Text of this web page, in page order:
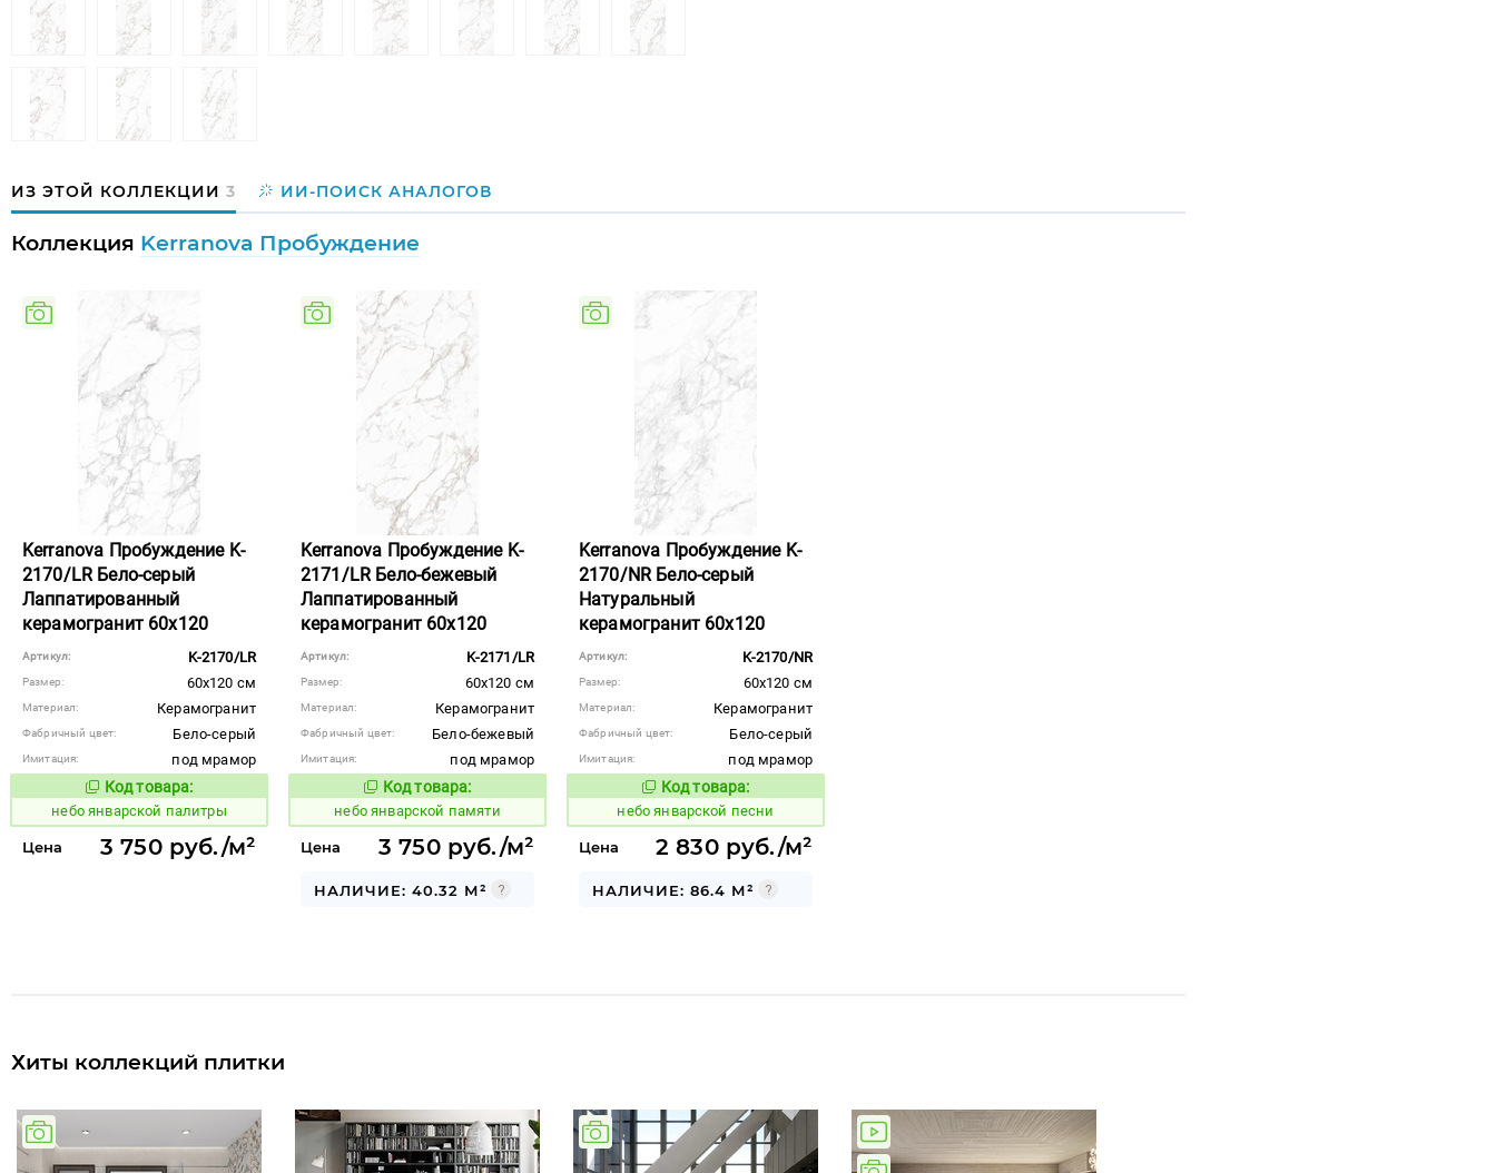
ИЗ ЭТОЙ КОЛЛЕКЦИИ 3 ИИ-ПОИСК АНАЛОГОВ
Коллекция Kerranova Пробуждение
Kerranova Пробуждение K-
2170/LR Бело-серый
Лаппатированный
керамогранит 60x120
Артикул: K-2170/LR
Размер: 60x120 см
Материал: Керамогранит
Фабричный цвет: Бело-серый
Имитация:
под мрамор
Код товара:
1124691 Код товара:
небо январской палитры
Цена 3 750 руб./м²
Kerranova Пробуждение K-
2171/LR Бело-бежевый
Лаппатированный
керамогранит 60x120
Артикул: K-2171/LR
Размер: 60x120 см
Материал: Керамогранит
Фабричный цвет: Бело-бежевый
Имитация:
под мрамор
Код товара:
1124693 Код товара:
небо январской памяти
Цена 3 750 руб./м²
НАЛИЧИЕ: 40.32 М²
Kerranova Пробуждение K-
2170/NR Бело-серый
Натуральный
керамогранит 60x120
Артикул: K-2170/NR
Размер: 60x120 см
Материал: Керамогранит
Фабричный цвет: Бело-серый
Имитация:
под мрамор
Код товара:
1124694Код товара:
небо январской песни
Цена 2 830 руб./м²
НАЛИЧИЕ: 86.4 М²
Хиты коллекций плитки